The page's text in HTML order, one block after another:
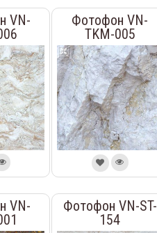
VN-
Фотофон VN-
TKM-005
VN-
Фотофон VN-ST-
154